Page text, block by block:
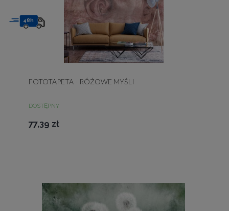
FOTOTAPETA - RÓŻOWE MYŚLI
DOSTĘPNY
77,39 zł
48h